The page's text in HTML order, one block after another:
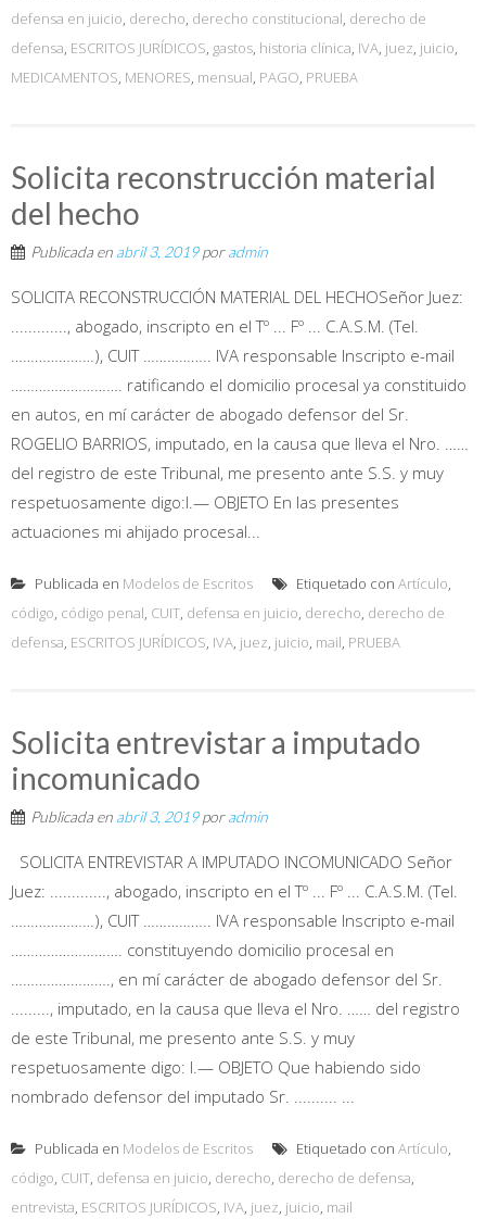
defensa en juicio, derecho, derecho constitucional, derecho de
defensa, ESCRITOS JURÍDICOS, gastos, historia clínica, IVA, juez, juicio,
MEDICAMENTOS, MENORES, mensual, PAGO, PRUEBA
Solicita reconstrucción material
del hecho
Publicada en abril 3, 2019poradmin
SOLICITA RECONSTRUCCIÓN MATERIAL DEL HECHOSeñor Juez:
............., abogado, inscripto en el Tº ... Fº ... C.A.S.M. (Tel.
…………………), CUIT …………….. IVA responsable Inscripto e-mail
………………………. ratificando el domicilio procesal ya constituido
en autos, en mí carácter de abogado defensor del Sr.
ROGELIO BARRIOS, imputado, en la causa que lleva el Nro. ……
del registro de este Tribunal, me presento ante S.S. y muy
respetuosamente digo:I.— OBJETO En las presentes
actuaciones mi ahijado procesal...
Publicada en Modelos de Escritos Etiquetado con Artículo,
código, código penal, CUIT, defensa en juicio, derecho, derecho de
defensa, ESCRITOS JURÍDICOS, IVA, juez, juicio, mail, PRUEBA
Solicita entrevistar a imputado
incomunicado
Publicada en abril 3, 2019poradmin
SOLICITA ENTREVISTAR A IMPUTADO INCOMUNICADO Señor
Juez: ............., abogado, inscripto en el Tº ... Fº ... C.A.S.M. (Tel.
…………………), CUIT …………….. IVA responsable Inscripto e-mail
………………………. constituyendo domicilio procesal en
……………………., en mí carácter de abogado defensor del Sr.
........., imputado, en la causa que lleva el Nro. …… del registro
de este Tribunal, me presento ante S.S. y muy
respetuosamente digo: I.— OBJETO Que habiendo sido
nombrado defensor del imputado Sr. .......... ...
Publicada en Modelos de Escritos Etiquetado con Artículo,
código, CUIT, defensa en juicio, derecho, derecho de defensa,
entrevista, ESCRITOS JURÍDICOS, IVA, juez, juicio, mail